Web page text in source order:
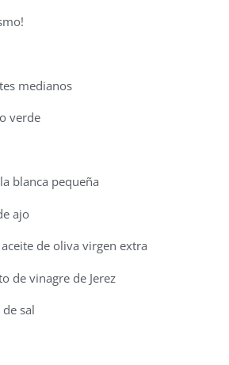
medianos
verde
blanca pequeña
ajo
aceite de oliva virgen extra
de vinagre de Jerez
sal